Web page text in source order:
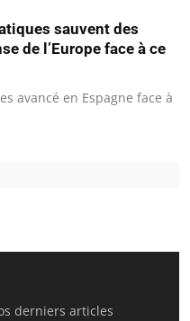
sauvent des
de l’Europe face à ce
avancé en Espagne face à
derniers articles